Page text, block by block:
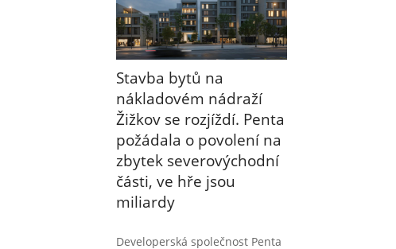
Stavba bytů na
nákladovém nádraží
Žižkov se rozjíždí. Penta
požádala o povolení na
zbytek severovýchodní
části, ve hře jsou
miliardy
Developerská společnost Penta